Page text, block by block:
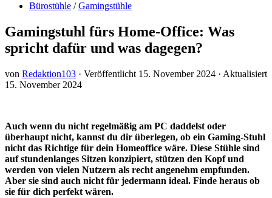
Bürostühle / Gamingstühle
Gamingstuhl fürs Home-Office: Was
spricht dafür und was dagegen?
von Redaktion103 · Veröffentlicht 15. November 2024 · Aktualisiert
15. November 2024
Auch wenn du nicht regelmäßig am PC daddelst oder
überhaupt nicht, kannst du dir überlegen, ob ein Gaming-Stuhl
nicht das Richtige für dein Homeoffice wäre. Diese Stühle sind
auf stundenlanges Sitzen konzipiert, stützen den Kopf und
werden von vielen Nutzern als recht angenehm empfunden.
Aber sie sind auch nicht für jedermann ideal. Finde heraus ob
sie für dich perfekt wären.